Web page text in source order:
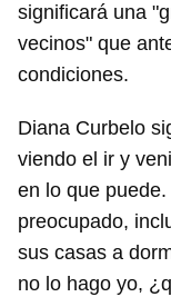
significará una
vecinos" que
condiciones.
Diana Curbelo
viendo el ir y
en lo que
preocupado,
sus casas a
no lo hago yo,